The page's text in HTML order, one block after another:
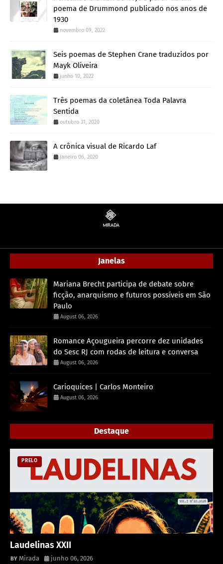
poema de Drummond publicado nos anos de
1930
novembro 09, 2022
Seis poemas de Stephen Crane traduzidos por
Mayk Oliveira
junho 10, 2022
Três poemas da coletânea Toda Palavra
Sentida
outubro 31, 2020
A crônica visual de Ricardo Laf
janeiro 06, 2020
Janelas
Mariana Brecht participa de debate sobre
ficção, anarquismo e futuros possíveis em São
Paulo
August 06, 2026
Romance Açougueira percorre dez unidades
do Sesc RJ com rodas de leitura e conversa
August 06, 2026
Carioquices | Carlos Monteiro
August 06, 2026
Destaque
PRELO
Laudelinas XXII
Mirada junho 06, 2026